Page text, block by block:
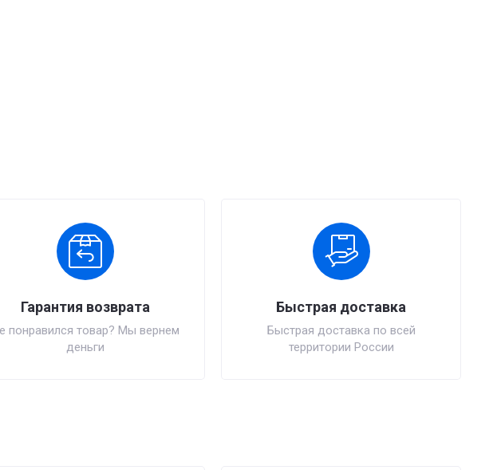
Гарантия возврата
понравился товар? Мы вернем
деньги
Быстрая доставка
Быстрая доставка по всей
территории России